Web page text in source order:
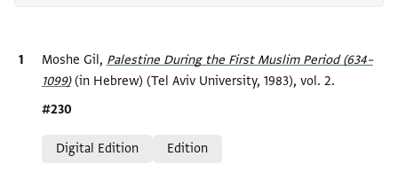
Bibliographic citation
Moshe Gil, Palestine During the First Muslim Period (634–
1099)‎(in Hebrew) (Tel Aviv University, 1983), vol. 2.
Location in source
#230
Digital Edition
Edition